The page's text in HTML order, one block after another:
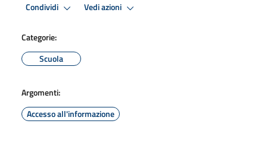
Condividi Vedi azioni
Categorie:
Scuola
Argomenti:
Accesso all'informazione